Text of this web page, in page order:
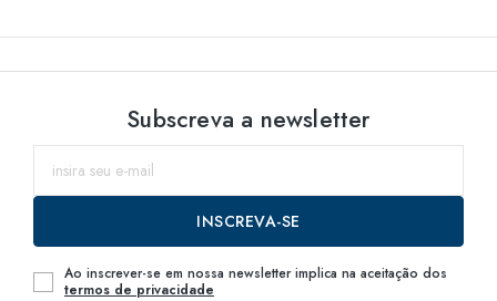
Subscreva a newsletter
INSCREVA-SE
Ao inscrever-se em nossa newsletter implica na aceitação dos
termos de privacidade